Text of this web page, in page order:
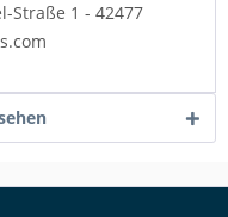
Straße 1 - 42477